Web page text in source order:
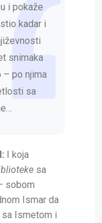
i pokaže
kadar i
snimaka
– po njima
sa
I koja
sa
sobom
Ismar da
Ismetom i